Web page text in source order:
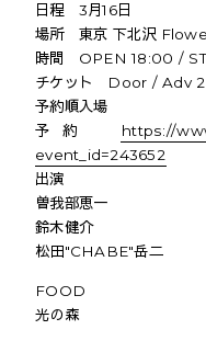
日程 3月16日
場所 東京 下北沢
時間 OPEN 18:00 /
チケット Door / Adv
予約順入場
予約
https://
event_id=243652
出演
曽我部恵一
鈴木健介
松田"CHABE"岳二
FOOD
光の森